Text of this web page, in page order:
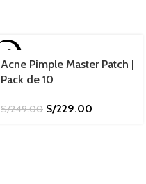
Acne Pimple Master Patch |
Pack de 10
S/249.00 S/229.00